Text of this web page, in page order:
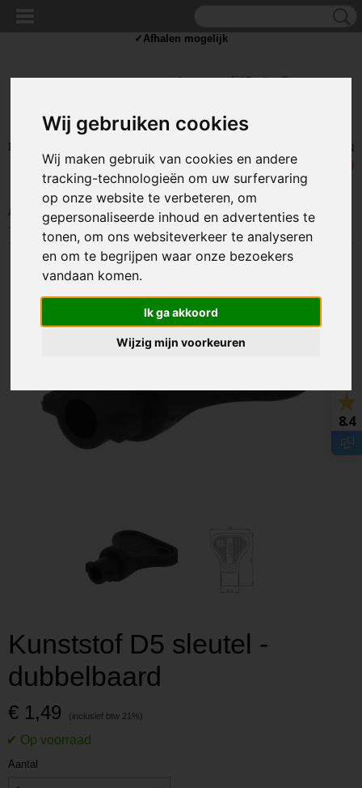
Wij gebruiken cookies
Wij maken gebruik van cookies en andere
tracking-technologieën om uw surfervaring
op onze website te verbeteren, om
gepersonaliseerde inhoud en advertenties te
tonen, om ons websiteverkeer te analyseren
en om te begrijpen waar onze bezoekers
vandaan komen.
Ik ga akkoord
Wijzig mijn voorkeuren
Inloggen
UW WINKELWAGEN
Geen producten
(0)
Home >SLOTEN >Dubbelbaard sloten en sleutels>Kunststof D5 sleutel
- dubbelbaard
Kunststof D5 sleutel -
dubbelbaard
€ 1,49
Aantal
✓Afhalen mogelijk
8.4